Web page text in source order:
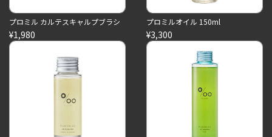
プロミル カルテスキャルプブラシ
¥1,980
プロミルオイル 150ml
¥3,300